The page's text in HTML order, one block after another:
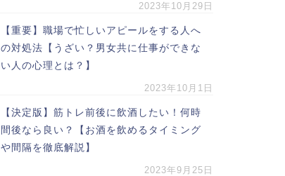
2023年10月29日
【重要】職場で忙しいアピールをする人へ
の対処法【うざい？男女共に仕事ができな
い人の心理とは？】
2023年10月1日
【決定版】筋トレ前後に飲酒したい！何時
間後なら良い？【お酒を飲めるタイミング
や間隔を徹底解説】
2023年9月25日